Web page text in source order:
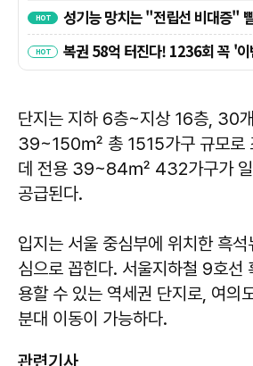
단지는 지하 6층~지상 16층, 30
39~150㎡ 총 1515가구 규모로
데 전용 39~84㎡ 432가구가 일
공급된다.
입지는 서울 중심부에 위치한 흑
심으로 꼽힌다. 서울지하철 9호선
용할 수 있는 역세권 단지로, 여의
분대 이동이 가능하다.
관련기사